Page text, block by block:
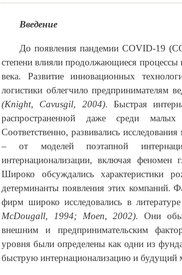
Введение
До появления пандемии COVID-19
степени влияли продолжающиеся
века. Развитие инновационных
логистики облегчило предпринимателям
(Knight, Cavusgil, 2004). Быстрая
распространенной даже среди
Соответственно, развивались
– от моделей поэтапной
интернационализации, включая
Широко обсуждались характеристики
детерминанты появления этих компаний.
фирм широко исследовались в
McDougall, 1994; Moen, 2002). Они
внешним и предпринимательским
уровня были определены как одни из
быструю интернационализацию и будущий